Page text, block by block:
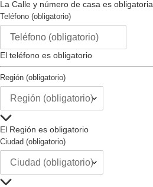
Tipo de Cierre :
La Calle y número de casa es obligatoria
Teléfono (obligatorio)
El teléfono es obligatorio
Región (obligatorio)
El Región es obligatorio
Ciudad (obligatorio)